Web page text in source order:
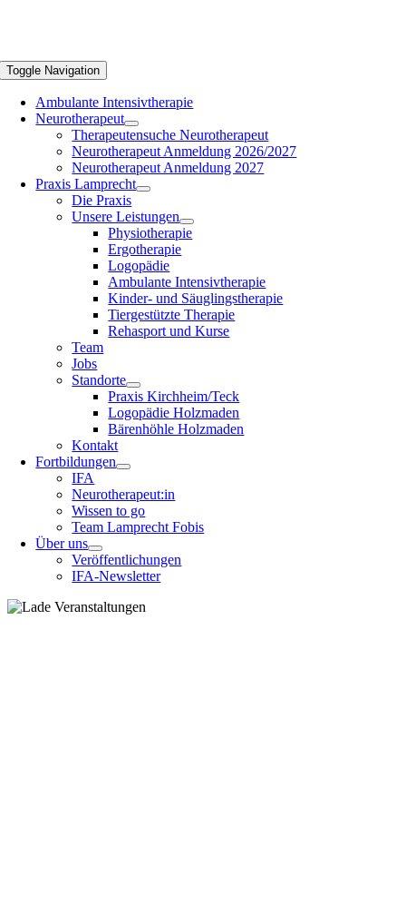
Toggle Navigation
Ambulante Intensivtherapie
Neurotherapeut
Therapeutensuche Neurotherapeut
Neurotherapeut Anmeldung 2026/2027
Neurotherapeut Anmeldung 2027
Praxis Lamprecht
Die Praxis
Unsere Leistungen
Physiotherapie
Ergotherapie
Logopädie
Ambulante Intensivtherapie
Kinder- und Säuglingstherapie
Tiergestützte Therapie
Rehasport und Kurse
Team
Jobs
Standorte
Praxis Kirchheim/Teck
Logopädie Holzmaden
Bärenhöhle Holzmaden
Kontakt
Fortbildungen
IFA
Neurotherapeut:in
Wissen to go
Team Lamprecht Fobis
Über uns
Veröffentlichungen
IFA-Newsletter